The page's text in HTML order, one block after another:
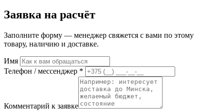
Заявка на расчёт
Заполните форму — менеджер свяжется с вами по этому
товару, наличию и доставке.
Имя
Телефон / мессенджер *
Комментарий к заявке